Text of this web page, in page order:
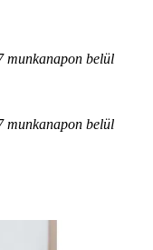
munkanapon belül
munkanapon belül